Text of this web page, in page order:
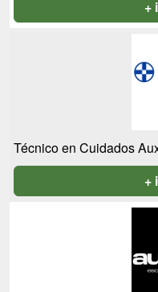
+
Técnico en Cuidados
+